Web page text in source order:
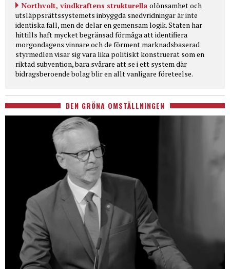
Northvolt, vindkraftens strukturella olönsamhet och
utsläppsrättssystemets inbyggda snedvridningar är inte
identiska fall, men de delar en gemensam logik. Staten har
hittills haft mycket begränsad förmåga att identifiera
morgondagens vinnare och de förment marknadsbaserad
styrmedlen visar sig vara lika politiskt konstruerat som en
riktad subvention, bara svårare att se i ett system där
bidragsberoende bolag blir en allt vanligare företeelse.
DEN GRÖNA OMSTÄLLNINGEN